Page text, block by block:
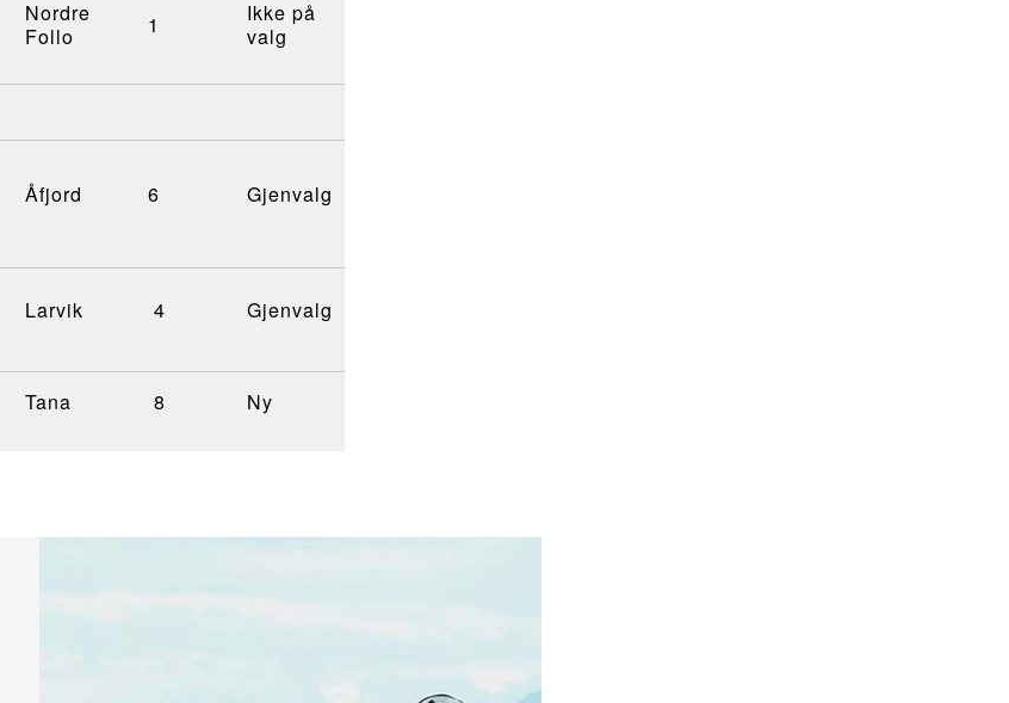
Nordre
Follo
1
Ikke på
valg
Åfjord 6 Gjenvalg
Larvik 4 Gjenvalg
Tana 8 Ny